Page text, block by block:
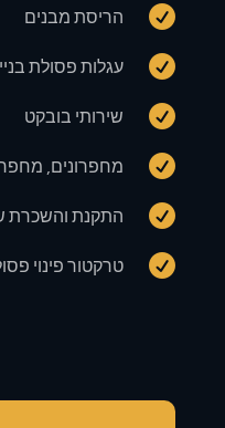
 הריסת מבנים
 עגלות פסולת
 שירותי בובקט
 מחפרונים,
 התקנת והשכרת
 טרקטור פינוי